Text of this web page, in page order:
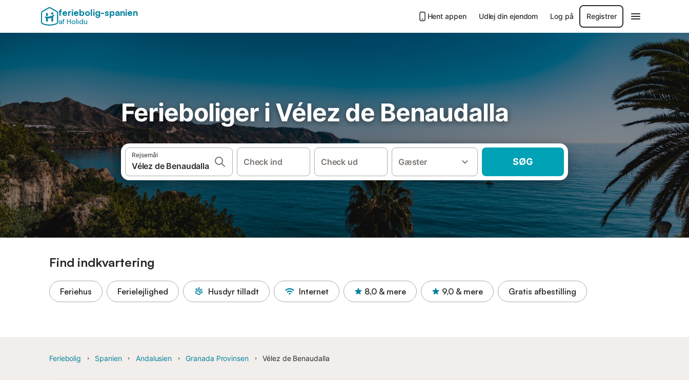
feriebolig-spanien
af Holidu
Hent appen Udlej din ejendom Log på Registrer
Ferieboliger i Vélez de Benaudalla
Rejsemål
Check ind Check ud Gæster SØG
Find indkvartering
Feriehus Ferielejlighed Husdyr tilladt Internet 8,0 & mere 9,0 & mere Gratis afbestilling
Feriebolig Spanien Andalusien Granada Provinsen Vélez de Benaudalla